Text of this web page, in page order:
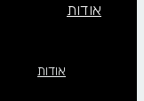
אודות
אודות